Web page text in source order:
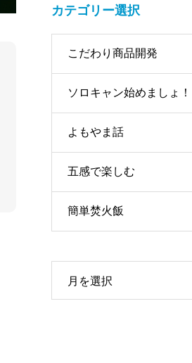
カテゴリー選択
こだわり商品開発
ソロキャン始めましょ！
よもやま話
五感で楽しむ
簡単焚火飯
月を選択